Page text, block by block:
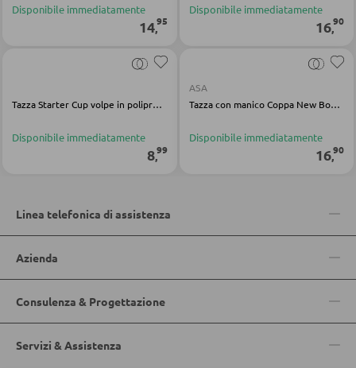
APPENDIABITI
Specchio da ingresso
Grucce
Ganci appendiabiti
Madie da ingresso
Appendiabiti a stendino
Panche per quardaroba
Linee quardaroba
Bacheche e cassette portachiavi
Disponibile immediatamente
14,95
Disponibile immediatamente
16,90
Tazza Starter Cup volpe in polipropilene giallo silicone
Disponibile immediatamente
8,99
ASA
Tazza con manico Coppa New Bone China bianco
Disponibile immediatamente
16,90
Linea telefonica di assistenza
Azienda
Consulenza & Progettazione
Servizi & Assistenza